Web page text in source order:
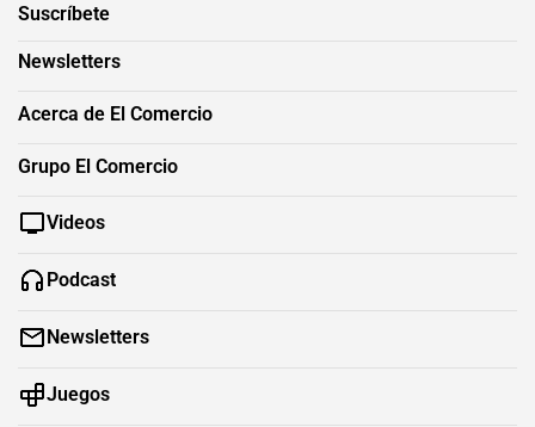
Suscríbete
Newsletters
Acerca de El Comercio
Grupo El Comercio
Videos
Podcast
Newsletters
Juegos